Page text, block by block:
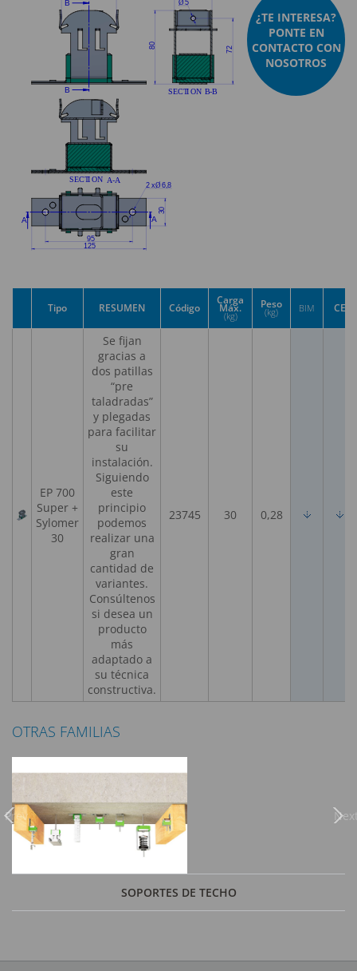
¿TE INTERESA?
PONTE EN
CONTACTO CON
NOSOTROS
Tipo RESUMEN Código
Carga
Máx.
(kg)
Peso
(kg) BIM CE
EP 700
Super +
Sylomer
30
Se fijan
gracias a
dos patillas
“pre
taladradas”
y plegadas
para facilitar
su
instalación.
Siguiendo
este
principio
podemos
realizar una
gran
cantidad de
variantes.
Consúltenos
si desea un
producto
más
adaptado a
su técnica
constructiva.
23745 30 0,28
OTRAS FAMILIAS
SOPORTES DE TECHO
Previous Next